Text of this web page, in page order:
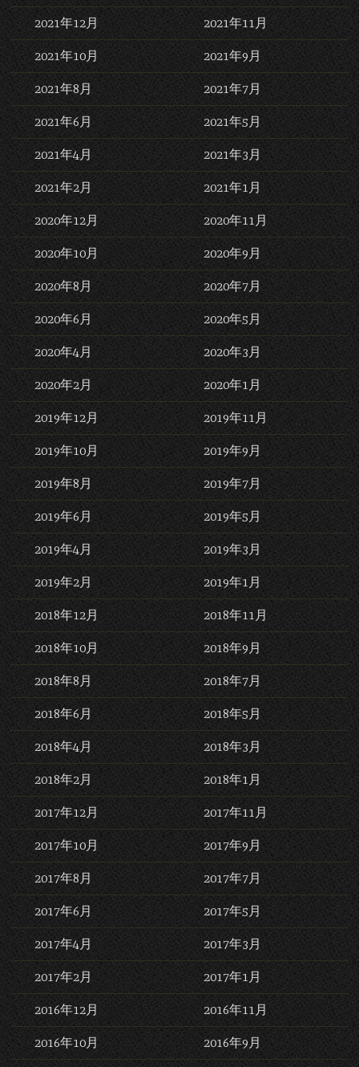
2021年12月 2021年11月
2021年10月 2021年9月
2021年8月 2021年7月
2021年6月 2021年5月
2021年4月 2021年3月
2021年2月 2021年1月
2020年12月 2020年11月
2020年10月 2020年9月
2020年8月 2020年7月
2020年6月 2020年5月
2020年4月 2020年3月
2020年2月 2020年1月
2019年12月 2019年11月
2019年10月 2019年9月
2019年8月 2019年7月
2019年6月 2019年5月
2019年4月 2019年3月
2019年2月 2019年1月
2018年12月 2018年11月
2018年10月 2018年9月
2018年8月 2018年7月
2018年6月 2018年5月
2018年4月 2018年3月
2018年2月 2018年1月
2017年12月 2017年11月
2017年10月 2017年9月
2017年8月 2017年7月
2017年6月 2017年5月
2017年4月 2017年3月
2017年2月 2017年1月
2016年12月 2016年11月
2016年10月 2016年9月